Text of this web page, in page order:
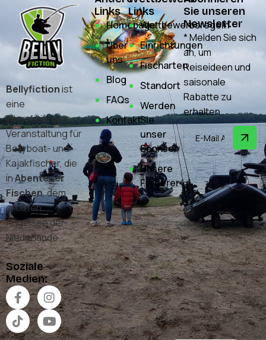
Bellyfictionist
eine
internationale
Veranstaltung für
Bellyboat- und
Kajakfischer, die
inAbenteuer
Fischen, dem
größten
Angelsee der
Niederlande.
Soziale
Medien:
Links
Homepage
Über
uns
Blog
FAQs
Kontakt
Links
Wettbewerbsregeln
Einrichtungen
Fischarten
Standort
Werden
Sie
unser
Sponsor
Unsere
Förderer
Sie unseren
Newsletter
* Melden Sie sich
an, um
Reiseideen und
saisonale
Rabatte zu
erhalten.